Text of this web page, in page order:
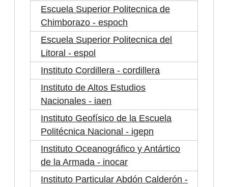
Escuela Superior Politecnica de
Chimborazo - espoch
Escuela Superior Politecnica del
Litoral - espol
Instituto Cordillera - cordillera
Instituto de Altos Estudios
Nacionales - iaen
Instituto Geofísico de la Escuela
Politécnica Nacional - igepn
Instituto Oceanográfico y Antártico
de la Armada - inocar
Instituto Particular Abdón Calderón -